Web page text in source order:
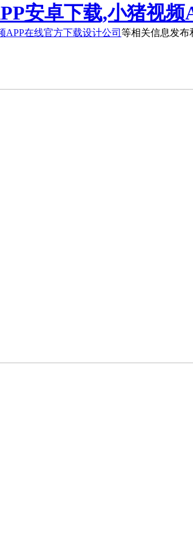
安卓下载,小猪视频
APP在线官方下载设计公司 等相关信息发布和